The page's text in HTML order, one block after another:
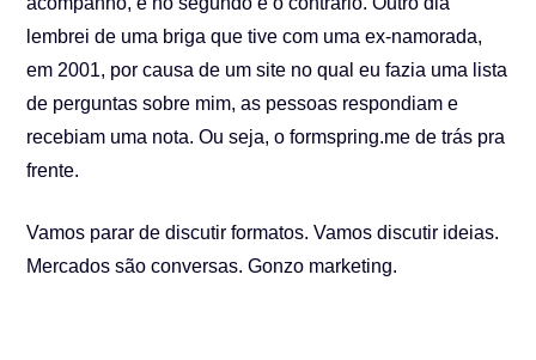
lembrei de uma briga que tive com uma ex-namorada,
em 2001, por causa de um site no qual eu fazia uma lista
de perguntas sobre mim, as pessoas respondiam e
recebiam uma nota. Ou seja, o formspring.me de trás pra
frente.
Vamos parar de discutir formatos. Vamos discutir ideias.
Mercados são conversas. Gonzo marketing.